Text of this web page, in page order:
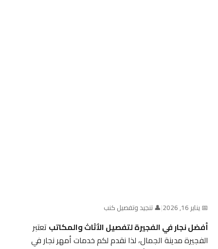
📅 يناير 16, 2026 |👤 تنجيد وتفصيل كنب
أفضل نجار في الفجيرة لتفصيل الأثاث والمكاتبتعتبر
الفجيرة مدينة الجمال، لذا نقدم لكم خدمات أمهر نجار في